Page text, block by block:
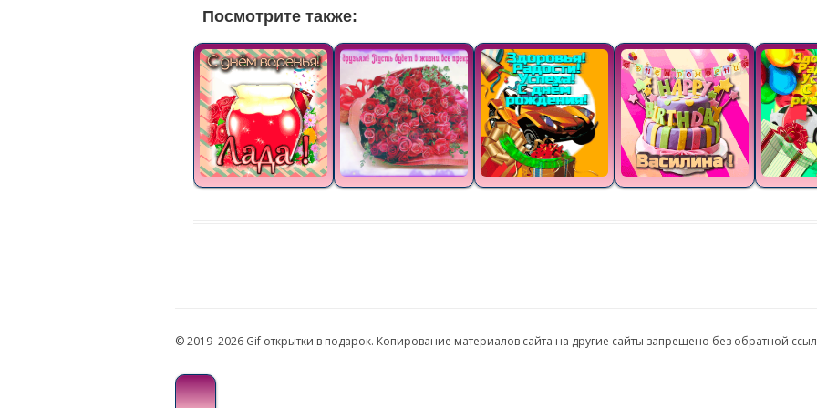
Посмотрите также:
© 2019–2026 Gif открытки в подарок. Копирование материалов сайта на другие сайты запрещено без обратной